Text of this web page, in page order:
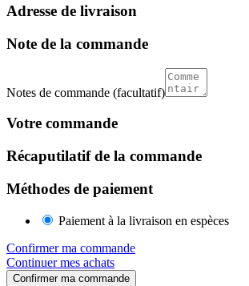
Adresse de livraison
Note de la commande
Notes de commande (facultatif)
Votre commande
Récaputilatif de la commande
Méthodes de paiement
Paiement à la livraison en espèces
Confirmer ma commande
Continuer mes achats
Confirmer ma commande